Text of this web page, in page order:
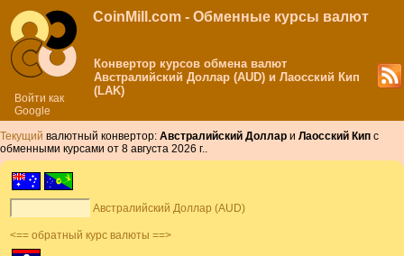
Войти как
Google
CoinMill.com - Обменные курсы валют
Конвертор курсов обмена валют
Австралийский Доллар (AUD) и Лаосский Кип
(LAK)
Текущий валютный конвертор: Австралийский Доллар и Лаосский Кип с
обменными курсами от 8 августа 2026 г..
Австралийский Доллар (AUD)
<== обратный курс валюты ==>